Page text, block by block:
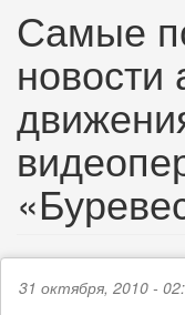
Самые
новости
31 октября, 2010 -